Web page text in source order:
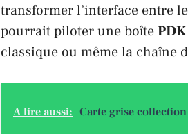
transformer l’interface entre
pourrait piloter une boîte
classique ou même la chaîne
A lire aussi: Carte grise